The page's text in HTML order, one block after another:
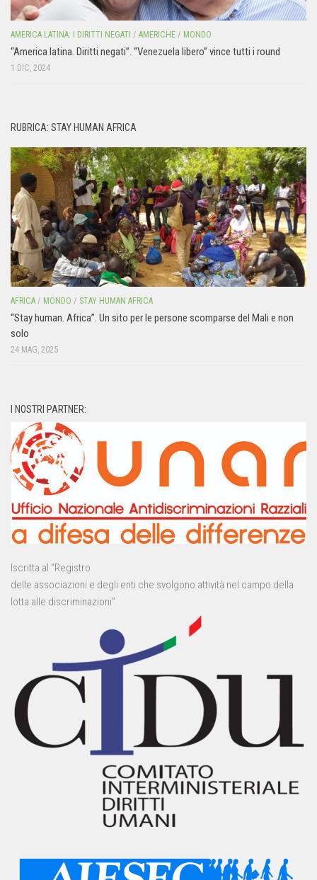
AMERICA LATINA: I DIRITTI NEGATI / AMERICHE / MONDO
“America latina. Diritti negati”. “Venezuela libero” vince tutti i round
1 DIC, 2024
RUBRICA: STAY HUMAN AFRICA
AFRICA / MONDO / STAY HUMAN AFRICA
“Stay human. Africa”. Un sito per le persone scomparse del Mali e non
solo
24 MAG, 2025
I NOSTRI PARTNER:
Iscritta al “Registro
delle associazioni e degli enti che svolgono attività nel campo della
lotta alle discriminazioni”